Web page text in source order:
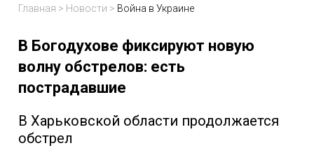
Главная > Новости > Война в Украине
В Богодухове фиксируют новую
волну обстрелов: есть
пострадавшие
В Харьковской области продолжается
обстрел